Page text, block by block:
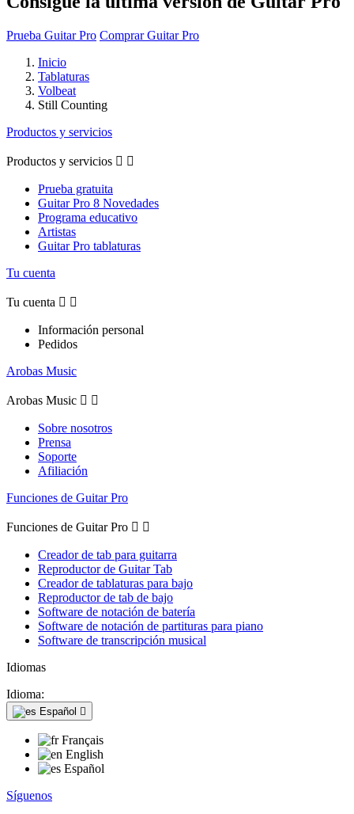
Prueba Guitar Pro Comprar Guitar Pro
Inicio
Tablaturas
Volbeat
Still Counting
Productos y servicios
Productos y servicios  
Prueba gratuita
Guitar Pro 8 Novedades
Programa educativo
Artistas
Guitar Pro tablaturas
Tu cuenta
Tu cuenta  
Información personal
Pedidos
Arobas Music
Arobas Music  
Sobre nosotros
Prensa
Soporte
Afiliación
Funciones de Guitar Pro
Funciones de Guitar Pro  
Creador de tab para guitarra
Reproductor de Guitar Tab
Creador de tablaturas para bajo
Reproductor de tab de bajo
Software de notación de batería
Software de notación de partituras para piano
Software de transcripción musical
Idiomas
Idioma:
Español 
Français
English
Español
Síguenos